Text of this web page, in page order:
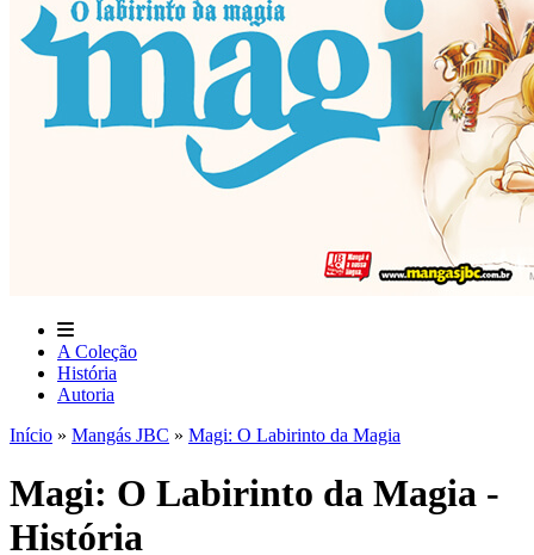
A Coleção
História
Autoria
Início » Mangás JBC » Magi: O Labirinto da Magia
Magi: O Labirinto da Magia -
História